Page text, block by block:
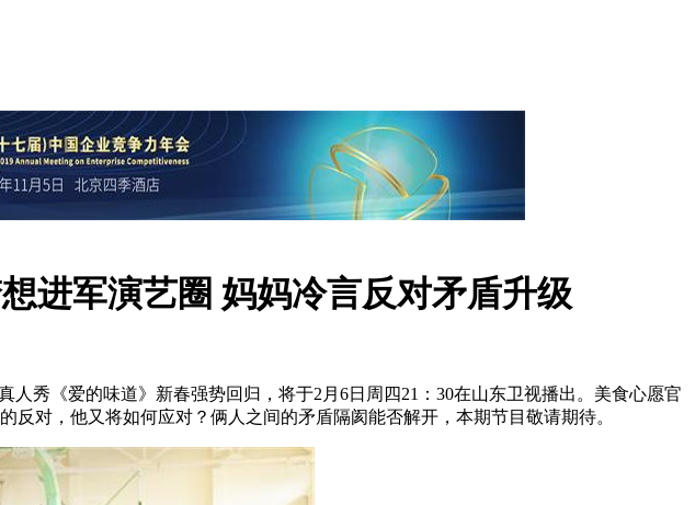
进军演艺圈 妈妈冷言反对矛盾升级
秀《爱的味道》新春强势回归，将于2月6日周四21：30在山东卫视播出。美食心愿官
对，他又将如何应对？俩人之间的矛盾隔阂能否解开，本期节目敬请期待。